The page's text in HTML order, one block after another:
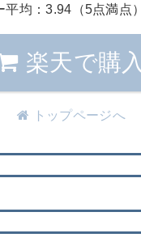
平均：3.94（5点満点）
楽天で購入
トップページへ